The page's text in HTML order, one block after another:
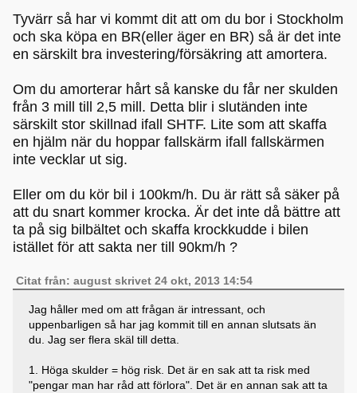
Tyvärr så har vi kommt dit att om du bor i Stockholm
och ska köpa en BR(eller äger en BR) så är det inte
en särskilt bra investering/försäkring att amortera.
Om du amorterar hårt så kanske du får ner skulden
från 3 mill till 2,5 mill. Detta blir i slutänden inte
särskilt stor skillnad ifall SHTF. Lite som att skaffa
en hjälm när du hoppar fallskärm ifall fallskärmen
inte vecklar ut sig.
Eller om du kör bil i 100km/h. Du är rätt så säker på
att du snart kommer krocka. Är det inte då bättre att
ta på sig bilbältet och skaffa krockkudde i bilen
istället för att sakta ner till 90km/h ?
Citat från: august skrivet 24 okt, 2013 14:54
Jag håller med om att frågan är intressant, och
uppenbarligen så har jag kommit till en annan slutsats än
du. Jag ser flera skäl till detta.
1. Höga skulder = hög risk. Det är en sak att ta risk med
"pengar man har råd att förlora". Det är en annan sak att ta